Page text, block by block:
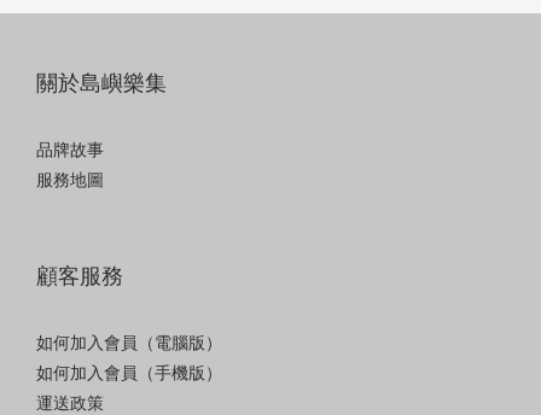
關於島嶼樂集
品牌故事
服務地圖
顧客服務
如何加入會員（電腦版）
如何加入會員（手機版）
運送政策